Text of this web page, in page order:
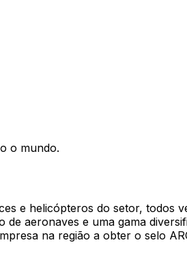
o mundo.
e helicópteros do setor, todos
aeronaves e uma gama
na região a obter o selo